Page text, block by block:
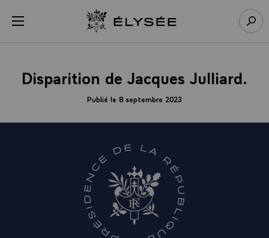
menu Retour à l’accueil Élysée
Disparition de Jacques Julliard.
Publié le 8 septembre 2023
Panneau de gestion des cookies